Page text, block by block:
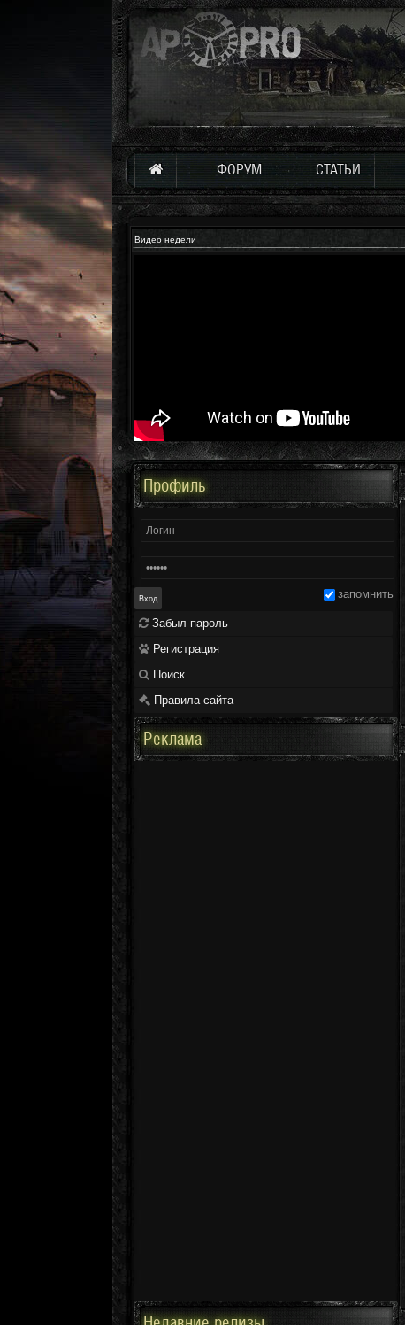
ФОРУМ СТАТЬИ
Видео недели
Профиль
запомнить
Забыл пароль
Регистрация
Поиск
Правила сайта
Реклама